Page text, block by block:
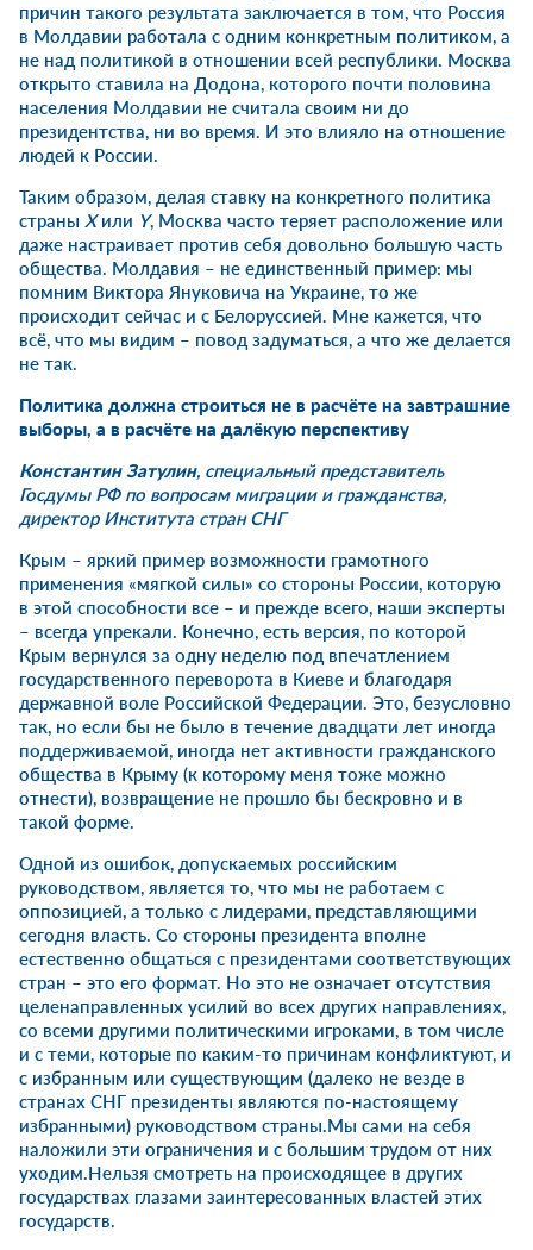
причин такого результата заключается в том, что Россия
в Молдавии работала с одним конкретным политиком, а
не над политикой в отношении всей республики. Москва
открыто ставила на Додона, которого почти половина
населения Молдавии не считала своим ни до
президентства, ни во время. И это влияло на отношение
людей к России.
Таким образом, делая ставку на конкретного политика
страны Xили Y, Москва часто теряет расположение или
даже настраивает против себя довольно большую часть
общества. Молдавия – не единственный пример: мы
помним Виктора Януковича на Украине, то же
происходит сейчас и с Белоруссией. Мне кажется, что
всё, что мы видим – повод задуматься, а что же делается
не так.
Политика должна строиться не в расчёте на завтрашние
выборы, а в расчёте на далёкую перспективу
Константин Затулин, специальный представитель
Госдумы РФ по вопросам миграции и гражданства,
директор Института стран СНГ
Крым – яркий пример возможности грамотного
применения «мягкой силы» со стороны России, которую
в этой способности все – и прежде всего, наши эксперты
– всегда упрекали. Конечно, есть версия, по которой
Крым вернулся за одну неделю под впечатлением
государственного переворота в Киеве и благодаря
державной воле Российской Федерации. Это, безусловно
так, но если бы не было в течение двадцати лет иногда
поддерживаемой, иногда нет активности гражданского
общества в Крыму (к которому меня тоже можно
отнести), возвращение не прошло бы бескровно и в
такой форме.
Одной из ошибок, допускаемых российским
руководством, является то, что мы не работаем с
оппозицией, а только с лидерами, представляющими
сегодня власть. Со стороны президента вполне
естественно общаться с президентами соответствующих
стран – это его формат. Но это не означает отсутствия
целенаправленных усилий во всех других направлениях,
со всеми другими политическими игроками, в том числе
и с теми, которые по каким-то причинам конфликтуют, и
с избранным или существующим (далеко не везде в
странах СНГ президенты являются по-настоящему
избранными) руководством страны.Мы сами на себя
наложили эти ограничения и с большим трудом от них
уходим.Нельзя смотреть на происходящее в других
государствах глазами заинтересованных властей этих
государств.